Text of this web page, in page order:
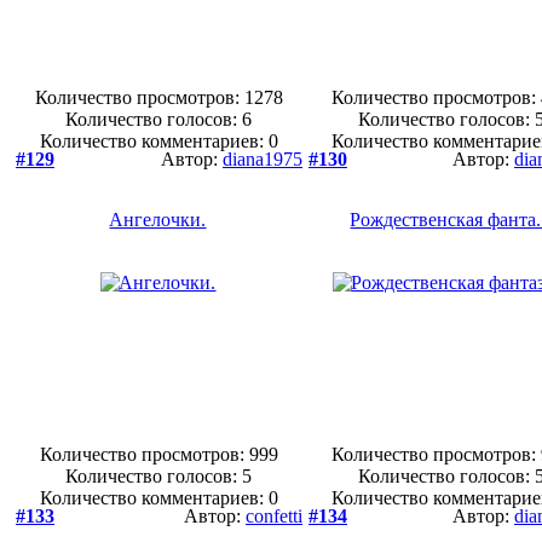
Количество просмотров: 1278
Количество голосов:6
Количество комментариев: 0
Количество просмотров:
Количество голосов:
Количество
#129
Автор: diana1975
Ангелочки.
Количество просмотров: 999
Количество голосов: 5
Количество комментариев: 0
#130 Автор:
Рождественская
Количество просмотров:
Количество голосов:
Количество
#133
Автор: confetti #134 Автор: